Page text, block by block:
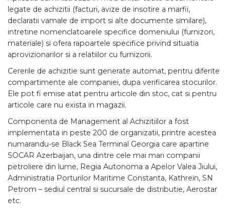
legate de achizitii (facturi, avize de insotire a marfii,
declaratii vamale de import si alte documente similare),
intretine nomenclatoarele specifice domeniului (furnizori,
materiale) si ofera rapoartele specifice privind situatia
aprovizionarilor si a relatiilor cu furnizorii.
Cererile de achizitie sunt generate automat, pentru diferite
compartimente ale companiei, dupa verificarea stocurilor.
Ele pot fi emise atat pentru articole din stoc, cat si pentru
articole care nu exista in magazii.
Componenta de Management al Achizitiilor a fost
implementata in peste 200 de organizatii, printre acestea
numarandu-se Black Sea Terminal Georgia care apartine
SOCAR Azerbaijan, una dintre cele mai mari companii
petroliere din lume, Regia Autonoma a Apelor Valea Jiului,
Administratia Porturilor Maritime Constanta, Kathrein, SN
Petrom – sediul central si sucursale de distributie, Aerostar
etc.